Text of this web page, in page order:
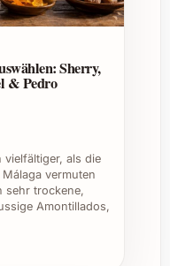
auch bei
wird
perfekten
und
– ein
ein neues
nachhaltig
Sherry,
& Pedro
vielfältiger, als die
vermuten
sehr trockene,
Amontillados,